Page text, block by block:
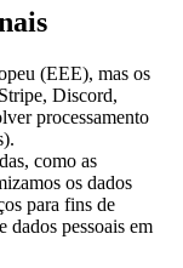
(EEE), mas os
Discord,
processamento
como as
os dados
para fins de
dados pessoais em